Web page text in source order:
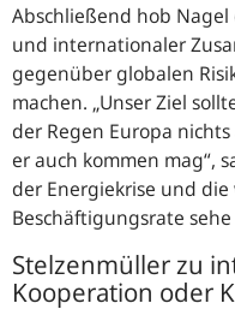
Abschließend hob
und internationaler
gegenüber globalen
machen. Unser Ziel
der Regen Europa
er auch kommen mag ,
der Energiekrise und
Beschäftigungsrate
Stelzenmüller zu
Kooperation oder